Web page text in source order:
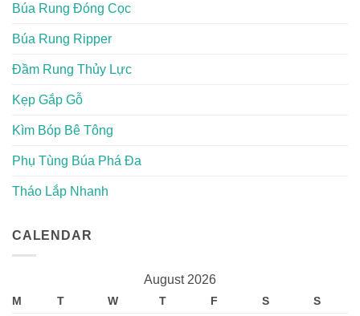
Búa Rung Đóng Cọc
Búa Rung Ripper
Đầm Rung Thủy Lực
Kẹp Gắp Gỗ
Kìm Bóp Bê Tông
Phụ Tùng Búa Phá Đa
Tháo Lắp Nhanh
CALENDAR
August 2026
M T W T F S S